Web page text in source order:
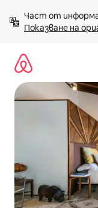
към
съдържанието
Показване на